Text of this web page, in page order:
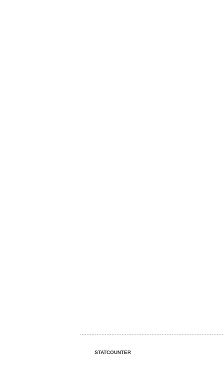
STATCOUNTER